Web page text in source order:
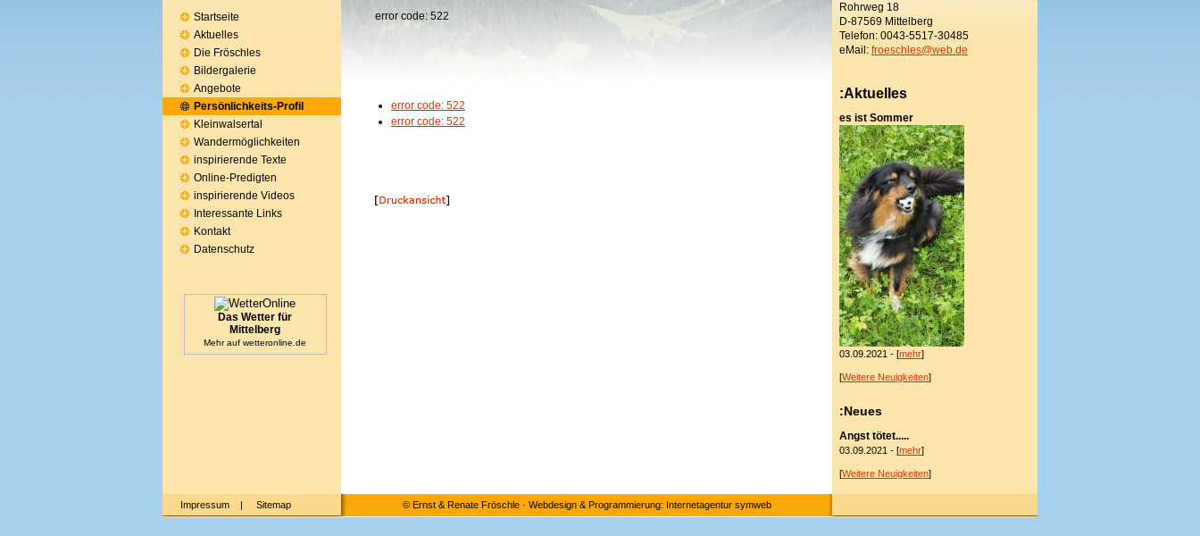
error code: 522
error code: 522
error code: 522
Startseite
Aktuelles
Die Fröschles
Bildergalerie
Angebote
Persönlichkeits-Profil
Kleinwalsertal
Wandermöglichkeiten
inspirierende Texte
Online-Predigten
inspirierende Videos
Interessante Links
Kontakt
Datenschutz
Das Wetter für
Mittelberg
Mehr auf wetteronline.de
Rohrweg 18
D-87569 Mittelberg
Telefon: 0043-5517-30485
eMail: froeschles@web.de
:Aktuelles
es ist Sommer
03.09.2021 - [mehr]
[Weitere Neuigkeiten]
:Neues
Angst tötet.....
03.09.2021 - [mehr]
[Weitere Neuigkeiten]
Impressum | Sitemap © Ernst & Renate Fröschle· Webdesign & Programmierung: Internetagentur symweb